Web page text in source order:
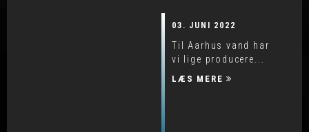
03. JUNI 2022
Til Aarhus vand har
vi lige producere...
LÆS MERE